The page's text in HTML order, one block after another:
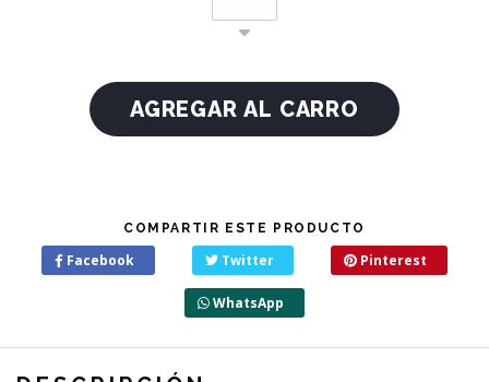
COMPARTIR ESTE PRODUCTO
Facebook Twitter Pinterest
WhatsApp